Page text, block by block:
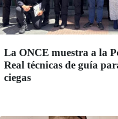
La ONCE muestra a la
Real técnicas de guía
ciegas